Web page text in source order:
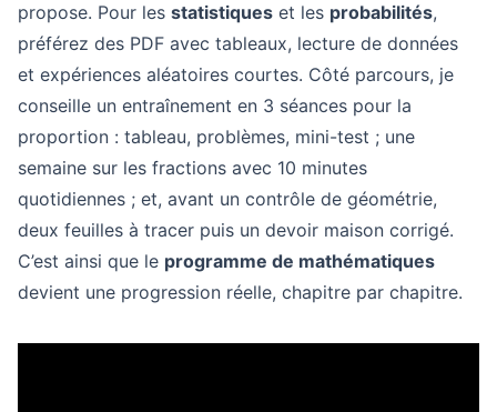
propose. Pour les statistiques et les probabilités,
préférez des PDF avec tableaux, lecture de données
et expériences aléatoires courtes. Côté parcours, je
conseille un entraînement en 3 séances pour la
proportion : tableau, problèmes, mini-test ; une
semaine sur les fractions avec 10 minutes
quotidiennes ; et, avant un contrôle de géométrie,
deux feuilles à tracer puis un devoir maison corrigé.
C’est ainsi que le programme de mathématiques
devient une progression réelle, chapitre par chapitre.